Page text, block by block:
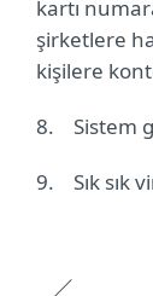
kartı
şirketlere
kişilere
8.
Sistem
9.
Sık sık